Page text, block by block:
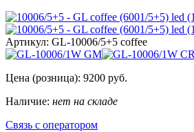
Артикул: GL-10006/5+5 coffee
Цена (розница): 9200 руб.
Наличие: нет на складе
Связь с оператором